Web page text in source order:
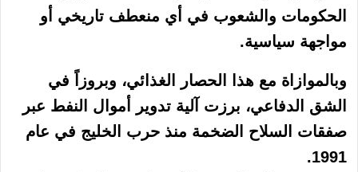
الحكومات والشعوب في أي منعطف تاريخي أو
مواجهة سياسية.
وبالموازاة مع هذا الحصار الغذائي، وبروزاً في
الشق الدفاعي، برزت آلية تدوير أموال النفط عبر
صفقات السلاح الضخمة منذ حرب الخليج في عام
1991.